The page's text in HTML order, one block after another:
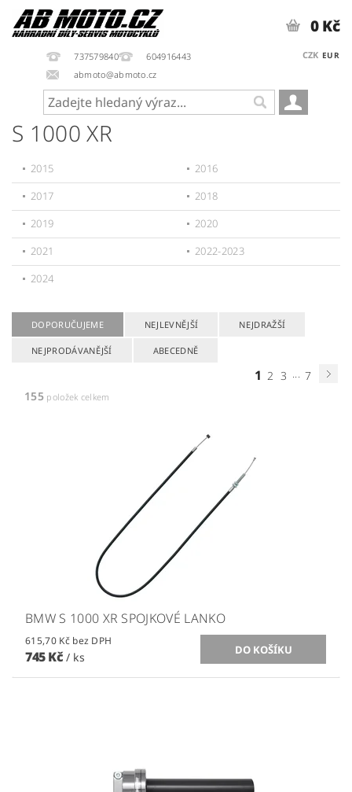
737579840
604916443
abmoto@abmoto.cz
CZK EUR
0 Kč
S 1000 XR
2015
2016
2017
2018
2019
2020
2021
2022-2023
2024
DOPORUČUJEME NEJLEVNĚJŠÍ NEJDRAŽŠÍ
NEJPRODÁVANĚJŠÍ ABECEDNĚ
1 2 3 ... 7
155položek celkem
BMW S 1000 XR SPOJKOVÉ LANKO
615,70 Kč bez DPH
745 Kč / ks